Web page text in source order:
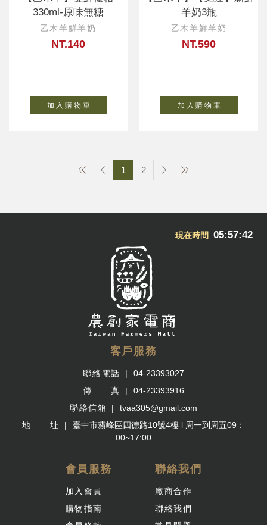
330ml-原味無糖
乙木羊鮮羊奶
NT.140
加 入 購 物 車
羊奶3瓶
乙木羊鮮羊奶
NT.590
加 入 購 物 車
1 2
現在時間 05:57:43
客戶服務
聯絡電話
04-23393027
傳 真
04-23393916
聯絡信箱
tvaa305@gmail.com
地 址
臺中市霧峰區四德路10號4樓 l 周一到周五09：
00~17:00
會員服務
加入會員
購物指南
聯絡我們
廠商合作
聯絡我們